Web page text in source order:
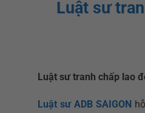
Luật sư
Luật sư tranh chấp lao
Luật sư ADB SAIGON